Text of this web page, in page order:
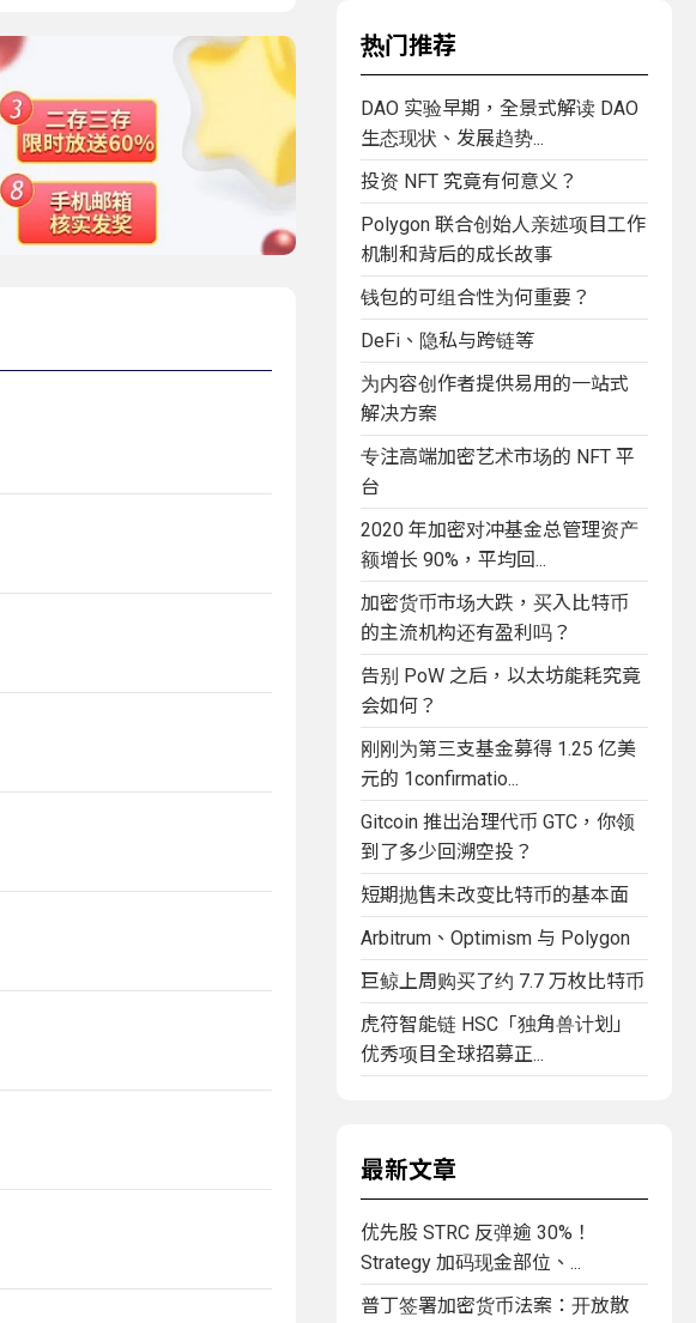
热门推荐
DAO 实验早期，全景式解读 DAO
生态现状、发展趋势...
投资 NFT 究竟有何意义？
Polygon 联合创始人亲述项目工作
机制和背后的成长故事
钱包的可组合性为何重要？
DeFi、隐私与跨链等
为内容创作者提供易用的一站式
解决方案
专注高端加密艺术市场的 NFT 平
台
2020 年加密对冲基金总管理资产
额增长 90%，平均回...
加密货币市场大跌，买入比特币
的主流机构还有盈利吗？
告别 PoW 之后，以太坊能耗究竟
会如何？
刚刚为第三支基金募得 1.25 亿美
元的 1confirmatio...
Gitcoin 推出治理代币 GTC，你领
到了多少回溯空投？
短期抛售未改变比特币的基本面
Arbitrum、Optimism 与 Polygon
巨鲸上周购买了约 7.7 万枚比特币
虎符智能链 HSC「独角兽计划」
优秀项目全球招募正...
最新文章
优先股 STRC 反弹逾 30%！
Strategy 加码现金部位、...
普丁签署加密货币法案：开放散